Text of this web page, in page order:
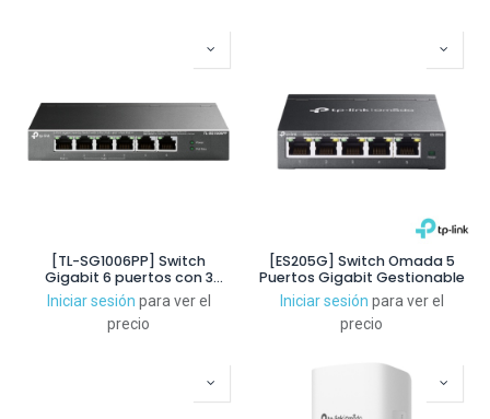
[TL-SG1006PP] Switch
Gigabit 6 puertos con 3
puertos PoE+ y 1 puerto
PoE++
Iniciar sesión para ver el
precio
[ES205G] Switch Omada 5
Puertos Gigabit Gestionable
Iniciar sesión para ver el
precio